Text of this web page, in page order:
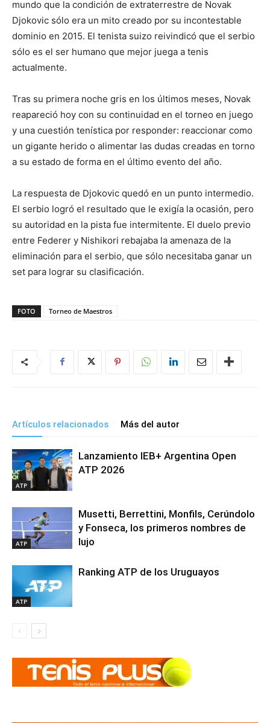
mundo que la condición de extraterrestre de Novak
Djokovic sólo era un mito creado por su incontestable
dominio en 2015. El tenista suizo reivindicó que el serbio
sólo es el ser humano que mejor juega a tenis
actualmente.
Tras su primera noche gris en los últimos meses, Novak
reapareció hoy con su continuidad en el torneo en juego
y una cuestión tenística por responder: reaccionar como
un gigante herido o alimentar las dudas creadas en torno
a su estado de forma en el último evento del año.
La respuesta de Djokovic quedó en un punto intermedio.
El serbio logró el resultado que le exigía la ocasión, pero
su autoridad en la pista fue intermitente. El duelo previo
entre Federer y Nishikori rebajaba la amenaza de la
eliminación para el serbio, que sólo necesitaba ganar un
set para lograr su clasificación.
FOTO Torneo de Maestros
Artículos relacionados Más del autor
ATP
Lanzamiento IEB+ Argentina Open
ATP 2026
ATP
Musetti, Berrettini, Monfils, Cerúndolo
y Fonseca, los primeros nombres de
lujo
ATP
Ranking ATP de los Uruguayos